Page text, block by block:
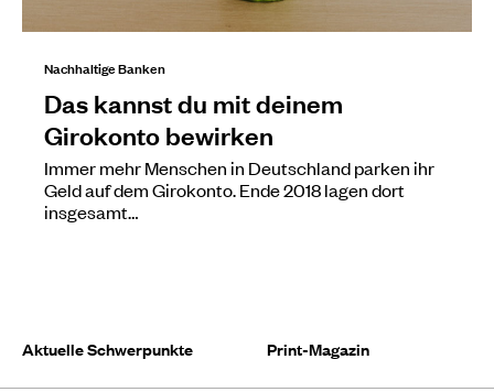
Nachhaltige Banken
Das kannst du mit deinem
Girokonto bewirken
Immer mehr Menschen in Deutschland parken ihr
Geld auf dem Girokonto. Ende 2018 lagen dort
insgesamt…
Aktuelle Schwerpunkte Print-Magazin